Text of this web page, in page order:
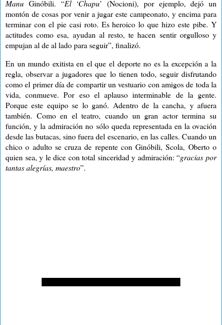
Manu Ginóbili. “El ‘Chapu’ (Nocioni), por ejemplo, dejó un
montón de cosas por venir a jugar este campeonato, y encima para
terminar con el pie casi roto. Es heroico lo que hizo este pibe. Y
actitudes como esa, ayudan al resto, te hacen sentir orgulloso y
empujan al de al lado para seguir”, finalizó.
En un mundo exitista en el que el deporte no es la excepción a la
regla, observar a jugadores que lo tienen todo, seguir disfrutando
como el primer día de compartir un vestuario con amigos de toda la
vida, conmueve. Por eso el aplauso interminable de la gente.
Porque este equipo se lo ganó. Adentro de la cancha, y afuera
también. Como en el teatro, cuando un gran actor termina su
función, y la admiración no sólo queda representada en la ovación
desde las butacas, sino fuera del escenario, en las calles. Cuando un
chico o adulto se cruza de repente con Ginóbili, Scola, Oberto o
quien sea, y le dice con total sinceridad y admiración: “gracias por
tantas alegrías, maestro”.